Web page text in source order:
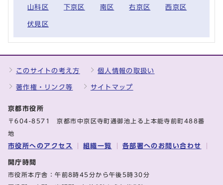
山科区 下京区 南区 右京区 西京区
伏見区
このサイトの考え方 個人情報の取扱い
著作権・リンク等 サイトマップ
京都市役所
〒604-8571 京都市中京区寺町通御池上る上本能寺前町488番
地
市役所へのアクセス 組織一覧 各部署へのお問い合わせ
開庁時間
市役所本庁舎：午前8時45分から午後5時30分